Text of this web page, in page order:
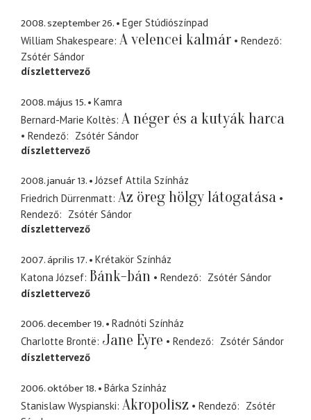
2008. szeptember 26.
Eger Stúdiószínpad
William Shakespeare A velencei kalmár
Rendező
Zsótér Sándor
díszlettervező
2008. május 15.
Kamra
Bernard-Marie Koltès A néger és a kutyák harca
Rendező
Zsótér Sándor
díszlettervező
2008. január 13.
József Attila Színház
Friedrich Dürrenmatt Az öreg hölgy látogatása
Rendező
Zsótér Sándor
díszlettervező
2007. április 17.
Krétakör Színház
Katona József Bánk-bán Rendező
Zsótér Sándor
díszlettervező
2006. december 19.
Radnóti Színház
Charlotte Brontë Jane Eyre Rendező
Zsótér Sándor
díszlettervező
2006. október 18.
Bárka Színház
Stanislaw Wyspianski Akropolisz Rendező
Zsótér